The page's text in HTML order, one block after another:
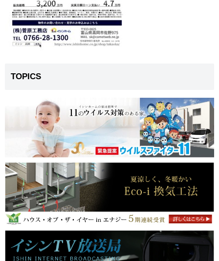
TOPICS